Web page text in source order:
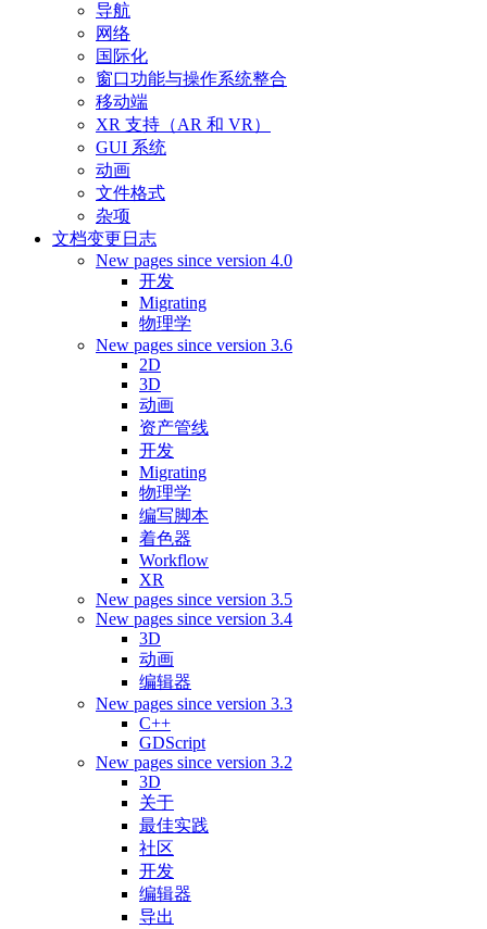
导航
网络
国际化
窗口功能与操作系统整合
移动端
XR 支持（AR 和 VR）
GUI 系统
动画
文件格式
杂项
文档变更日志
New pages since version 4.0
开发
Migrating
物理学
New pages since version 3.6
2D
3D
动画
资产管线
开发
Migrating
物理学
编写脚本
着色器
Workflow
XR
New pages since version 3.5
New pages since version 3.4
3D
动画
编辑器
New pages since version 3.3
C++
GDScript
New pages since version 3.2
3D
关于
最佳实践
社区
开发
编辑器
导出